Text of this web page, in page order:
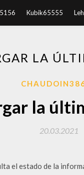
Kubik65555
LA
la
20.03.2021
el estado de la